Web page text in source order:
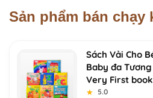
Sản phẩm bán chạy
Sách Vải Cho
Baby đa
Very First
★
★ 5.0